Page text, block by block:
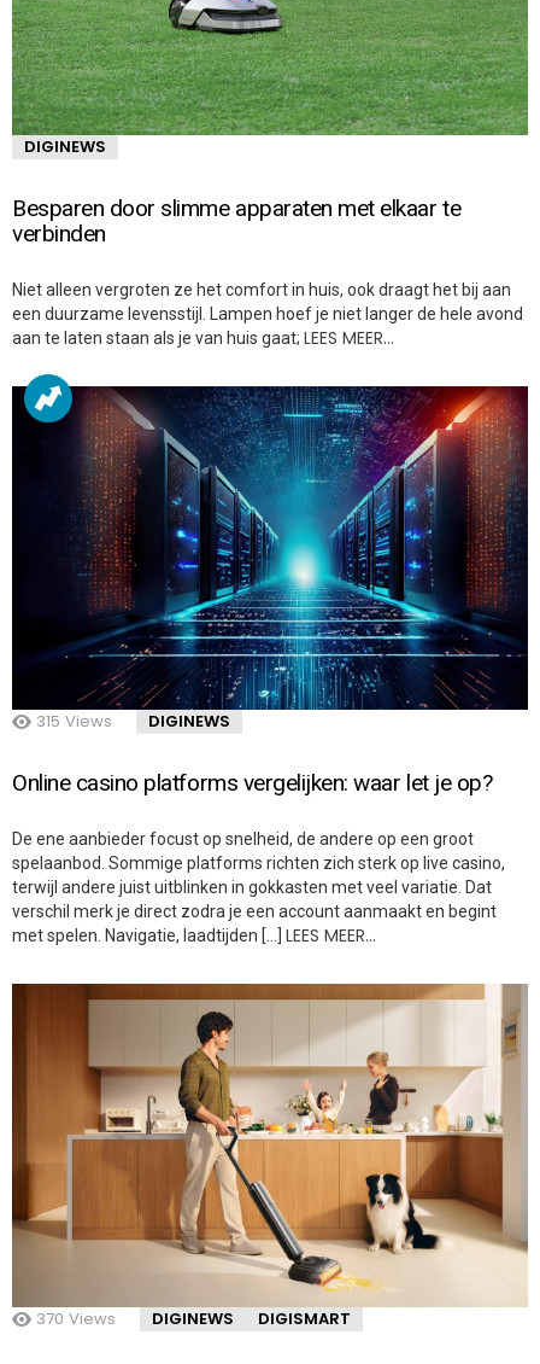
DIGINEWS
Besparen door slimme apparaten met elkaar te
verbinden
Niet alleen vergroten ze het comfort in huis, ook draagt het bij aan
een duurzame levensstijl. Lampen hoef je niet langer de hele avond
aan te laten staan als je van huis gaat; LEES MEER…
315 Views DIGINEWS
Online casino platforms vergelijken: waar let je op?
De ene aanbieder focust op snelheid, de andere op een groot
spelaanbod. Sommige platforms richten zich sterk op live casino,
terwijl andere juist uitblinken in gokkasten met veel variatie. Dat
verschil merk je direct zodra je een account aanmaakt en begint
met spelen. Navigatie, laadtijden […] LEES MEER…
370 Views DIGINEWS DIGISMART